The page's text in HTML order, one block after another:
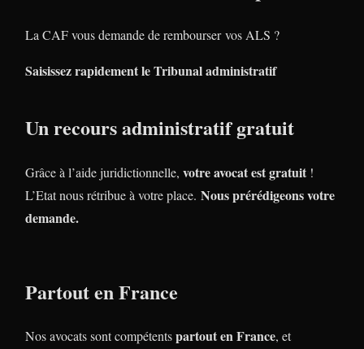
La CAF vous demande de rembourser vos ALS ?
Saisissez rapidement le Tribunal administratif
Un recours administratif gratuit
Grâce à l’aide juridictionnelle, votre avocat est gratuit !
L’Etat nous rétribue à votre place. Nous prérédigeons votre
demande.
Partout en France
Nos avocats sont compétentspartout en France, et